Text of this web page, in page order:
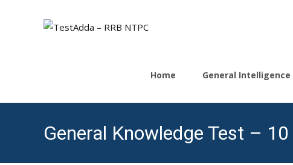
Home General
General Knowledge Test – 10